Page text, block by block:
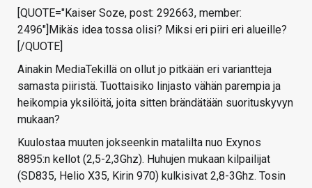
[QUOTE="Kaiser Soze, post: 292663, member:
2496"]Mikäs idea tossa olisi? Miksi eri piiri eri alueille?
[/QUOTE]
Ainakin MediaTekillä on ollut jo pitkään eri variantteja
samasta piiristä. Tuottaisiko linjasto vähän parempia ja
heikompia yksilöitä, joita sitten brändätään suorituskyvyn
mukaan?
Kuulostaa muuten jokseenkin matalilta nuo Exynos
8895:n kellot (2,5-2,3Ghz). Huhujen mukaan kilpailijat
(SD835, Helio X35, Kirin 970) kulkisivat 2,8-3Ghz. Tosin